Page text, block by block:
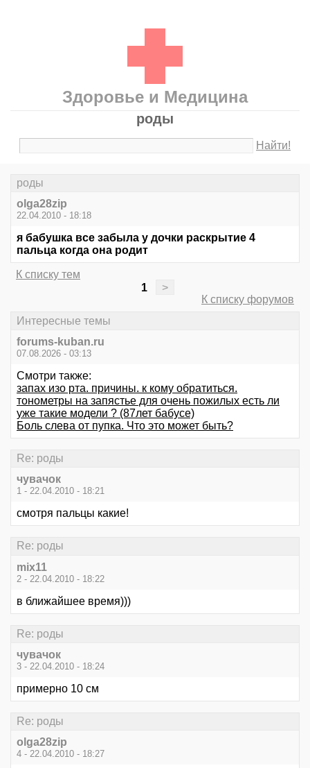
Здоровье и Медицина
роды
Найти!
роды
olga28zip
22.04.2010 - 18:18
я бабушка все забыла у дочки раскрытие 4
пальца когда она родит
К списку тем
1
>
К списку форумов
Интересные темы
forums-kuban.ru
07.08.2026 - 03:13
Смотри также:
запах изо рта. причины. к кому обратиться.
тонометры на запястье для очень пожилых есть ли
уже такие модели ? (87лет бабусе)
Боль слева от пупка. Что это может быть?
Re: роды
чувачок
1 - 22.04.2010 - 18:21
смотря пальцы какие!
Re: роды
mix11
2 - 22.04.2010 - 18:22
в ближайшее время)))
Re: роды
чувачок
3 - 22.04.2010 - 18:24
примерно 10 см
Re: роды
olga28zip
4 - 22.04.2010 - 18:27